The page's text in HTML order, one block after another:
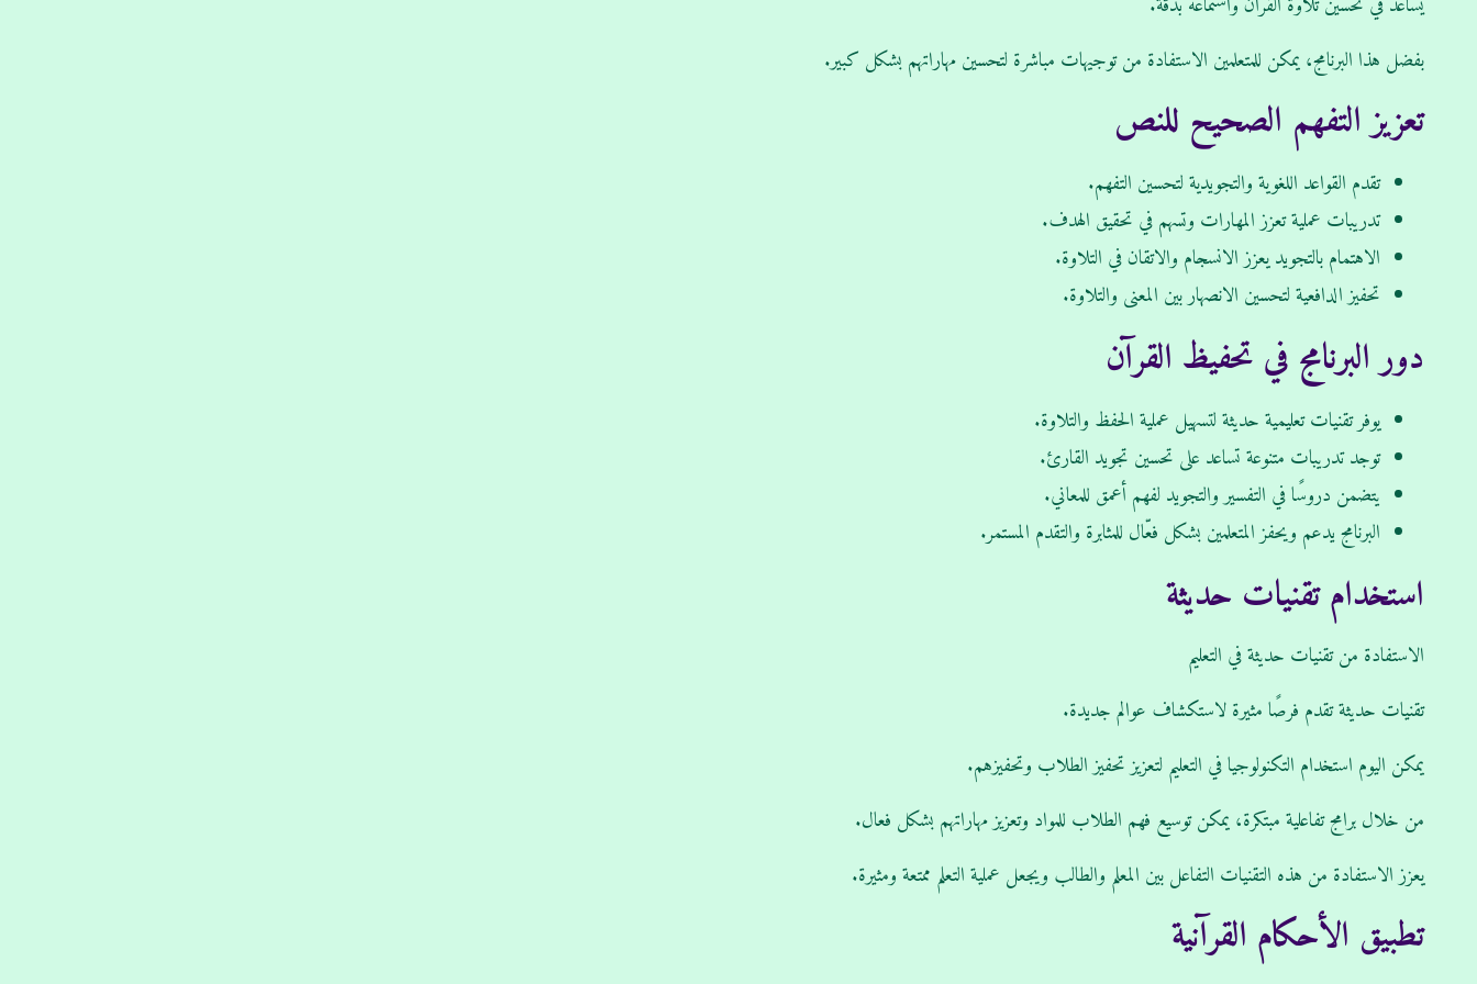
بفضل هذا البرنامج، يمكن للمتعلمين الاستفادة من توجيهات مباشرة لتحسين مهاراتهم بشكل كبير.
تعزيز التفهم الصحيح للنص
تقدم القواعد اللغوية والتجويدية لتحسين التفهم.
تدريبات عملية تعزز المهارات وتسهم في تحقيق الهدف.
الاهتمام بالتجويد يعزز الانسجام والاتقان في التلاوة.
تحفيز الدافعية لتحسين الانصهار بين المعنى والتلاوة.
دور البرنامج في تحفيظ القرآن
يوفر تقنيات تعليمية حديثة لتسهيل عملية الحفظ والتلاوة.
توجد تدريبات متنوعة تساعد على تحسين تجويد القارئ.
يتضمن دروسًا في التفسير والتجويد لفهم أعمق للمعاني.
البرنامج يدعم ويحفز المتعلمين بشكل فعّال للمثابرة والتقدم المستمر.
استخدام تقنيات حديثة
الاستفادة من تقنيات حديثة في التعليم
تقنيات حديثة تقدم فرصًا مثيرة لاستكشاف عوالم جديدة.
يمكن اليوم استخدام التكنولوجيا في التعليم لتعزيز تحفيز الطلاب وتحفيزهم.
من خلال برامج تفاعلية مبتكرة، يمكن توسيع فهم الطلاب للمواد وتعزيز مهاراتهم بشكل فعال.
يعزز الاستفادة من هذه التقنيات التفاعل بين المعلم والطالب ويجعل عملية التعلم ممتعة ومثيرة.
تطبيق الأحكام القرآنية